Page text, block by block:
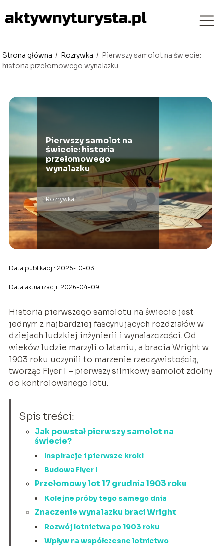
Strona główna / Rozrywka / Pierwszy samolot na świecie:
historia przełomowego wynalazku
Pierwszy samolot na
świecie: historia
przełomowego
wynalazku
Rozrywka
Data publikacji: 2025-10-03
Data aktualizacji: 2026-04-09
Historia pierwszego samolotu na świecie jest
jednym z najbardziej fascynujących rozdziałów w
dziejach ludzkiej inżynierii i wynalazczości. Od
wieków ludzie marzyli o lataniu, a bracia Wright w
1903 roku uczynili to marzenie rzeczywistością,
tworząc Flyer I – pierwszy silnikowy samolot zdolny
do kontrolowanego lotu.
Spis treści:
Jak powstał pierwszy samolot na
świecie?
Inspiracje i pierwsze kroki
Budowa Flyer I
Przełomowy lot 17 grudnia 1903 roku
Kolejne próby tego samego dnia
Znaczenie wynalazku braci Wright
Rozwój lotnictwa po 1903 roku
Wpływ na współczesne lotnictwo